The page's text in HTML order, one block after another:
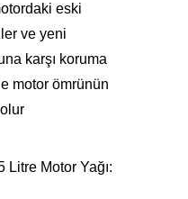
eski
ve yeni
karşı koruma
motor ömrünün
olur
Litre Motor Yağı: